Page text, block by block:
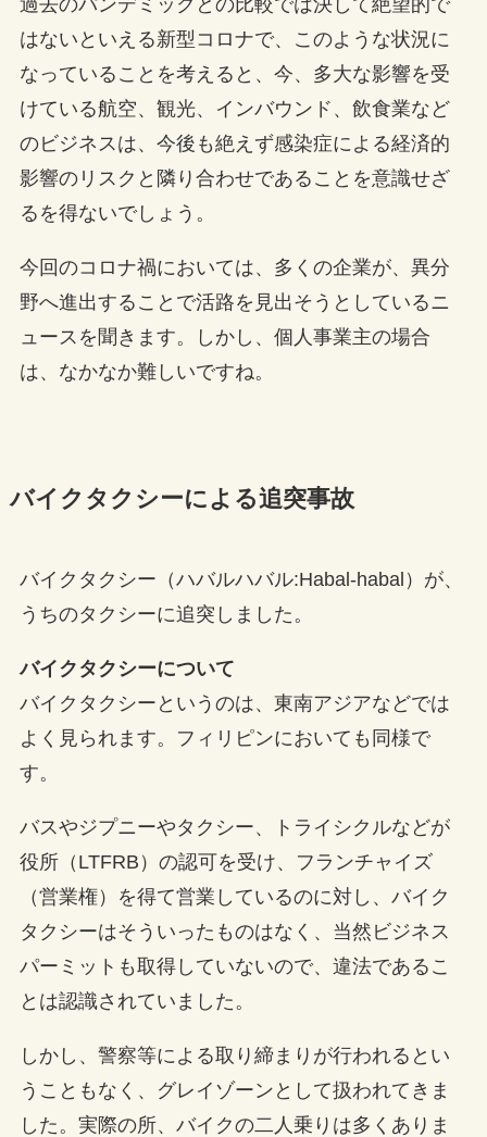
過去のパンデミックとの比較では決して絶望的で
はないといえる新型コロナで、このような状況に
なっていることを考えると、今、多大な影響を受
けている航空、観光、インバウンド、飲食業など
のビジネスは、今後も絶えず感染症による経済的
影響のリスクと隣り合わせであることを意識せざ
るを得ないでしょう。
今回のコロナ禍においては、多くの企業が、異分
野へ進出することで活路を見出そうとしているニ
ュースを聞きます。しかし、個人事業主の場合
は、なかなか難しいですね。
バイクタクシーによる追突事故
バイクタクシー（ハバルハバル:Habal-habal）が、
うちのタクシーに追突しました。
バイクタクシーについて
バイクタクシーというのは、東南アジアなどでは
よく見られます。フィリピンにおいても同様で
す。
バスやジプニーやタクシー、トライシクルなどが
役所（LTFRB）の認可を受け、フランチャイズ
（営業権）を得て営業しているのに対し、バイク
タクシーはそういったものはなく、当然ビジネス
パーミットも取得していないので、違法であるこ
とは認識されていました。
しかし、警察等による取り締まりが行われるとい
うこともなく、グレイゾーンとして扱われてきま
した。実際の所、バイクの二人乗りは多くありま